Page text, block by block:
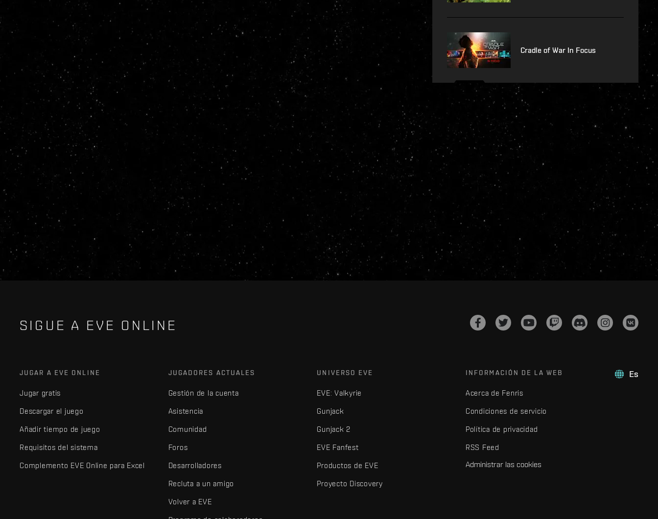
Cradle of War In Focus
SIGUE A EVE ONLINE
Es
JUGAR A EVE ONLINE
Jugar gratis
Descargar el juego
Añadir tiempo de juego
Requisitos del sistema
Complemento EVE Online para Excel
JUGADORES ACTUALES
Gestión de la cuenta
Asistencia
Comunidad
Foros
Desarrolladores
Recluta a un amigo
Volver a EVE
UNIVERSO EVE
EVE: Valkyrie
Gunjack
Gunjack 2
EVE Fanfest
Productos de EVE
Proyecto Discovery
INFORMACIÓN DE LA WEB
Acerca de Fenris
Condiciones de servicio
Política de privacidad
RSS Feed
Administrar las cookies